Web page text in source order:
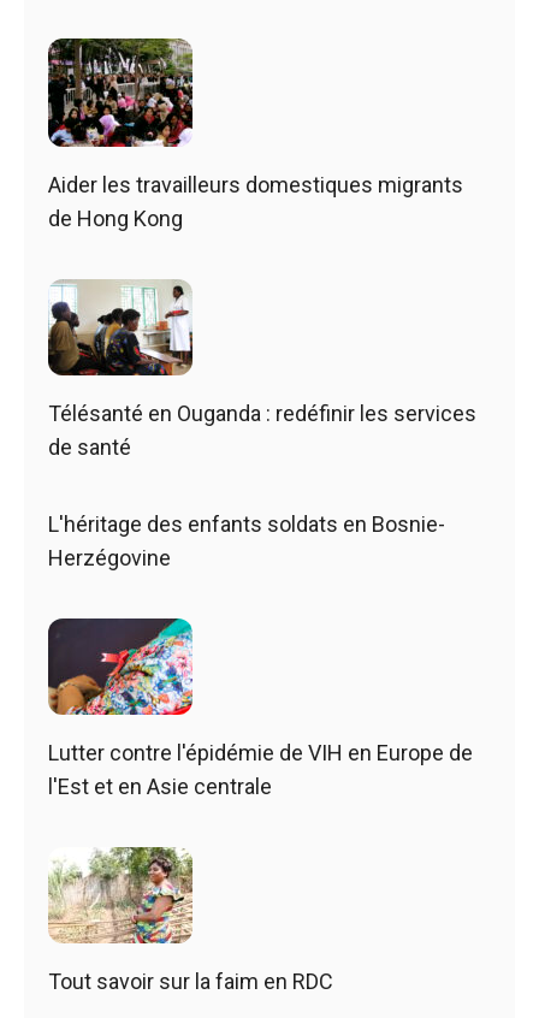
Aider les travailleurs domestiques migrants
de Hong Kong
Télésanté en Ouganda : redéfinir les services
de santé
L'héritage des enfants soldats en Bosnie-
Herzégovine
Lutter contre l'épidémie de VIH en Europe de
l'Est et en Asie centrale
Tout savoir sur la faim en RDC